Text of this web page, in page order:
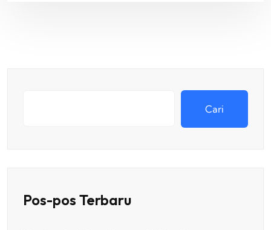
Cari
Pos-pos Terbaru